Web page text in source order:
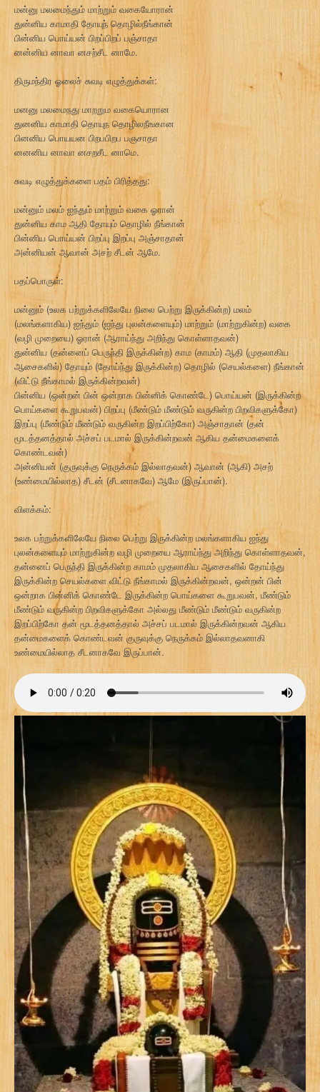
மன்னு மலமைந்தும் மாற்றும் வகையோரான்
துன்னிய காமாதி தோயுந் தொழில்நீங்கான்
பின்னிய பொய்யன் பிறப்பிறப் பஞ்சாதா
னன்னிய னாவா னசற்சீட னாமே.
திருமந்திர ஓலைச் சுவடி எழுத்துக்கள்:
மனனு மலமைநது மாறறும வகையொரான
துனனிய காமாதி தொயுந தொழிலநீஙகான
பினனிய பொயயன பிறபபிறப பஞசாதா
னனனிய னாவா னசறசீட னாமெ.
சுவடி எழுத்துக்களை பதம் பிரித்தது:
மன்னும் மலம் ஐந்தும் மாற்றும் வகை ஓரான்
துன்னிய காம ஆதி தோயும் தொழில் நீங்கான்
பின்னிய பொய்யன் பிறப்பு இறப்பு அஞ்சாதான்
அன்னியன் ஆவான் அசற் சீடன் ஆமே.
பதப்பொருள்:
மன்னும் (உலக பற்றுக்களிலேயே நிலை பெற்று இருக்கின்ற) மலம்
(மலங்களாகிய) ஐந்தும் (ஐந்து புலன்களையும்) மாற்றும் (மாற்றுகின்ற) வகை
(வழி முறையை) ஓரான் (ஆராய்ந்து அறிந்து கொள்ளாதவன்)
துன்னிய (தன்னைப் பெருந்தி இருக்கின்ற) காம (காமம்) ஆதி (முதலாகிய
ஆசைகளில்) தோயும் (தோய்ந்து இருக்கின்ற) தொழில் (செயல்களை) நீங்கான்
(விட்டு நீங்காமல் இருக்கின்றவன்)
பின்னிய (ஒன்றன் பின் ஒன்றாக பின்னிக் கொண்டே) பொய்யன் (இருக்கின்ற
பொய்களை கூறுபவன்) பிறப்பு (மீண்டும் மீண்டும் வருகின்ற பிறவிகளுக்கோ)
இறப்பு (மீண்டும் மீண்டும் வருகின்ற இறப்பிற்கோ) அஞ்சாதான் (தன்
மூடத்தனத்தால் அச்சப் படமால் இருக்கின்றவன் ஆகிய தன்மைகளைக்
கொண்டவன்)
அன்னியன் (குருவுக்கு நெருக்கம் இல்லாதவன்) ஆவான் (ஆகி) அசற்
(உண்மையில்லாத) சீடன் (சீடனாகவே) ஆமே (இருப்பான்).
விளக்கம்:
உலக பற்றுக்களிலேயே நிலை பெற்று இருக்கின்ற மலங்களாகிய ஐந்து
புலன்களையும் மாற்றுகின்ற வழி முறையை ஆராய்ந்து அறிந்து கொள்ளாதவன்,
தன்னைப் பெருந்தி இருக்கின்ற காமம் முதலாகிய ஆசைகளில் தோய்ந்து
இருக்கின்ற செயல்களை விட்டு நீங்காமல் இருக்கின்றவன், ஒன்றன் பின்
ஒன்றாக பின்னிக் கொண்டே இருக்கின்ற பொய்களை கூறுபவன், மீண்டும்
மீண்டும் வருகின்ற பிறவிகளுக்கோ அல்லது மீண்டும் மீண்டும் வருகின்ற
இறப்பிற்கோ தன் மூடத்தனத்தால் அச்சப் படமால் இருக்கின்றவன் ஆகிய
தன்மைகளைக் கொண்டவன் குருவுக்கு நெருக்கம் இல்லாதவனாகி
உண்மையில்லாத சீடனாகவே இருப்பான்.